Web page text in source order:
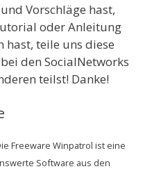
Vorschläge hast,
oder Anleitung
hast, teile uns diese
den SocialNetworks
teilst! Danke!
Freeware Winpatrol ist eine
Software aus den